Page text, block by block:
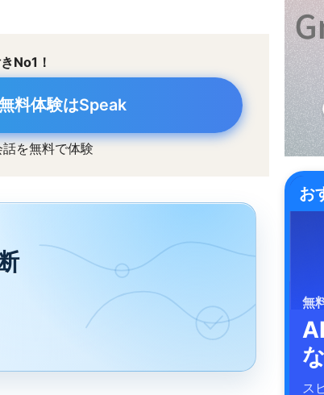
No1！
料体験はSpeak
を無料で体験
お
無
ス